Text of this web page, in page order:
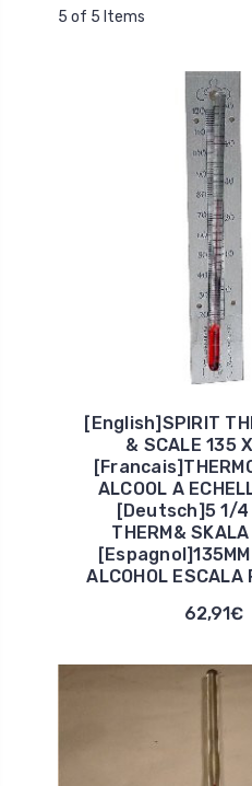
5 of 5 Items
[English]SPIRIT
& SCALE 135
ALCOOL A
[Deutsch]5 1/4
THERM&
[Espagnol]135MM
ALCOHOL ESCALA
62,91€